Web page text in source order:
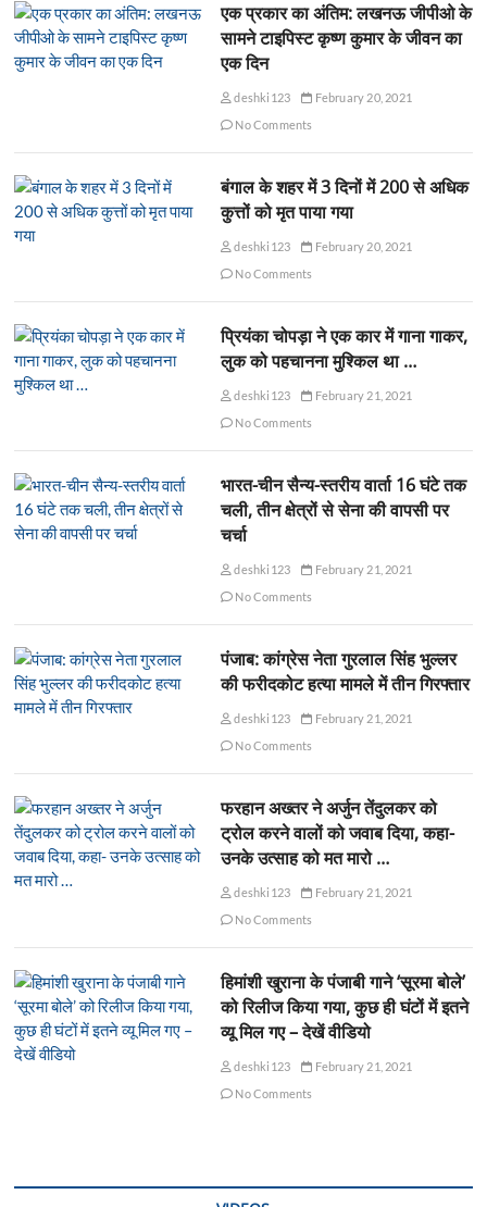
एक प्रकार का अंतिम: लखनऊ जीपीओ के
सामने टाइपिस्ट कृष्ण कुमार के जीवन का
एक दिन
deshki123
February 20, 2021
No Comments
बंगाल के शहर में 3 दिनों में 200 से अधिक
कुत्तों को मृत पाया गया
deshki123
February 20, 2021
No Comments
प्रियंका चोपड़ा ने एक कार में गाना गाकर,
लुक को पहचानना मुश्किल था …
deshki123
February 21, 2021
No Comments
भारत-चीन सैन्य-स्तरीय वार्ता 16 घंटे तक
चली, तीन क्षेत्रों से सेना की वापसी पर
चर्चा
deshki123
February 21, 2021
No Comments
पंजाब: कांग्रेस नेता गुरलाल सिंह भुल्लर
की फरीदकोट हत्या मामले में तीन गिरफ्तार
deshki123
February 21, 2021
No Comments
फरहान अख्तर ने अर्जुन तेंदुलकर को
ट्रोल करने वालों को जवाब दिया, कहा-
उनके उत्साह को मत मारो …
deshki123
February 21, 2021
No Comments
हिमांशी खुराना के पंजाबी गाने ‘सूरमा बोले’
को रिलीज किया गया, कुछ ही घंटों में इतने
व्यू मिल गए – देखें वीडियो
deshki123
February 21, 2021
No Comments